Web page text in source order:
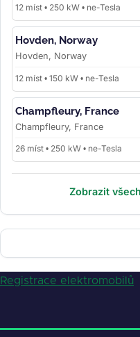
12 míst • 250 kW • ne-Tesla
Hovden, Norway
Hovden, Norway
12 míst • 150 kW • ne-Tesla
Champfleury, France
Champfleury, France
26 míst • 250 kW • ne-Tesla
Zobrazit
Registrace elektromobilů